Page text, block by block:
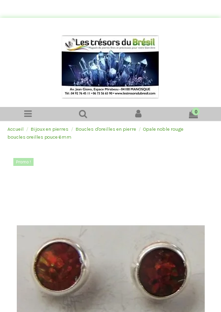
0
Accueil Bijoux en pierres Boucles d'oreilles en pierre
Opale noble rouge
boucles oreilles pouce 6mm
Promo !